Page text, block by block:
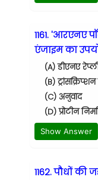
1161. 'आरएनए
एंजाइम का
(A) डीएनए
(B)
(C) अनुवाद
(D) प्रोटीन
Show Answer
1162. पौधों की